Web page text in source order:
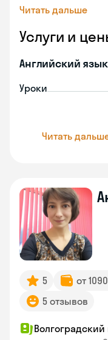
Читать дальше
Услуги и
Английский язык
Уроки
Читать
5 от
5 отзывов